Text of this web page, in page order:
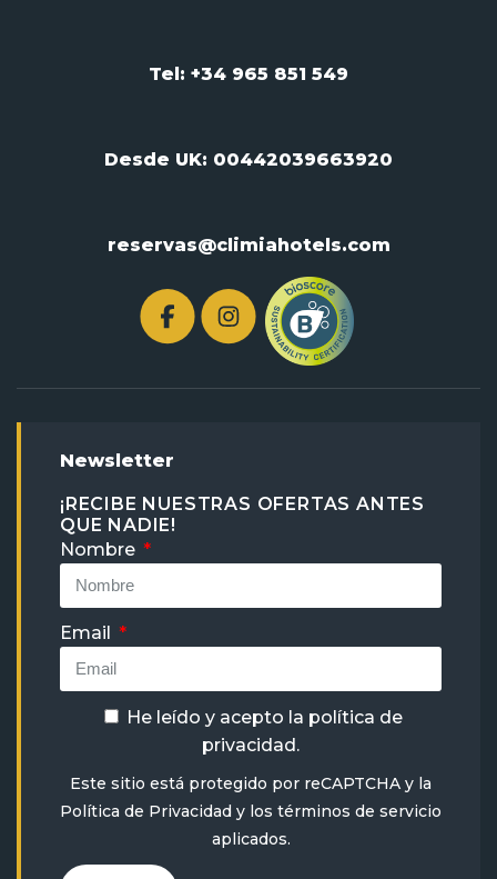
Tel: +34 965 851 549
Desde UK: 00442039663920
reservas@climiahotels.com
Newsletter
¡RECIBE NUESTRAS OFERTAS ANTES
QUE NADIE!
Nombre
Email
He leído y acepto la política de
privacidad.
Este sitio está protegido por reCAPTCHA y la
Política de Privacidad y los términos de servicio
aplicados.